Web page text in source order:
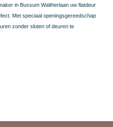
in Bussum Waltherlaan uw flatdeur
Met speciaal openingsgereedschap
zonder sloten of deuren te